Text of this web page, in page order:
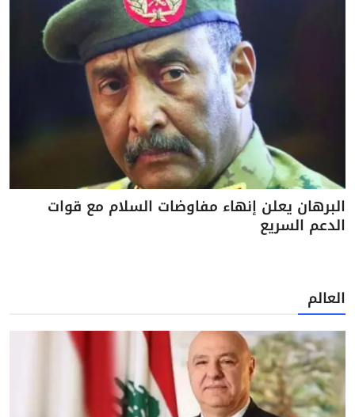
البرهان يعلن إنهاء مفاوضات السلام مع قوات
الدعم السريع
العالم